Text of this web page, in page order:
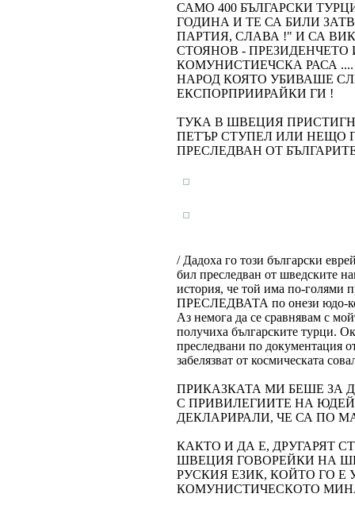
САМО 400 БЪЛГАРСКИ
ГОДИНА И ТЕ СА БИЛИ
ПАРТИЯ, СЛАВА !" И СА
СТОЯНОВ -
КОМУНИСТИЕЧСКА РАСА
НАРОД КОЯТО УБИВАШЕ
ЕКСПОРПРИИРАЙКИ ГИ !
ТУКА В ШВЕЦИЯ
ПЕТЪР СТУПЕЛ ИЛИ НЕЩО
ПРЕСЛЕДВАН ОТ
/ Дадоха го този български
бил преследван от шведските
история, че той има по-
ПРЕСЛЕДВАТА по онези юдо-
Аз немога да се сравнявам с
получиха българските турци.
преследвани по документация
забелязват от космическата
ПРИКАЗКАТА МИ БЕШЕ ЗА
С ПРИВИЛЕГИИТЕ НА
ДЕКЛАРИРАЛИ, ЧЕ СА ПО
КАКТО И ДА Е, ДРУГАРЯТ
ШВЕЦИЯ ГОВОРЕЙКИ НА
РУСКИЯ ЕЗИК, КОЙТО ГО
КОМУНИСТИЧЕСКОТО